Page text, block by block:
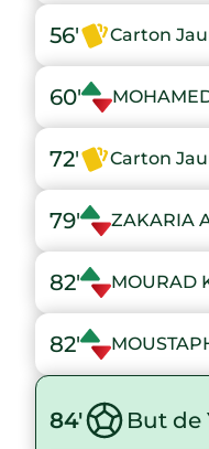
56' Carton
60'
72' Carton
79' ZAKARIA
82' MOURAD
82'
84' But de